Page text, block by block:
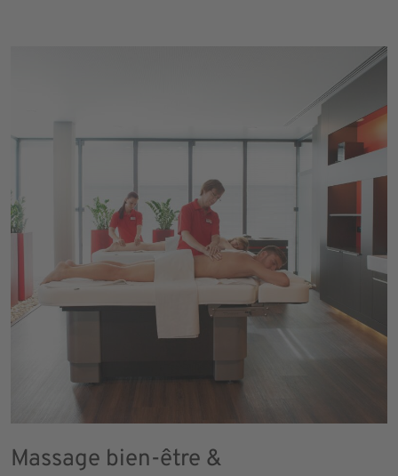
Massage bien-être &